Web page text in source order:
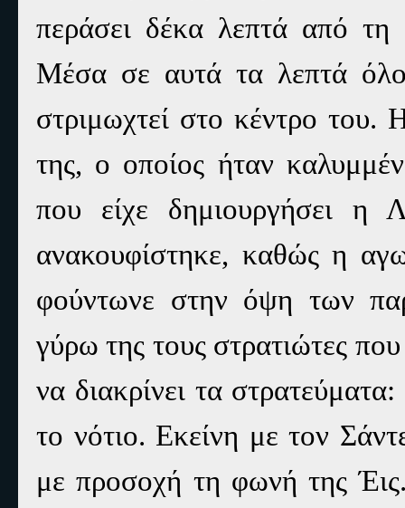
περάσει δέκα λεπτά από τη
Μέσα σε αυτά τα λεπτά
στριμωχτεί στο κέντρο του.
της, ο οποίος ήταν
που είχε δημιουργήσει
ανακουφίστηκε, καθώς η
φούντωνε στην όψη των
γύρω της τους στρατιώτες
να διακρίνει τα
το νότιο. Εκείνη με τον
με προσοχή τη φωνή της